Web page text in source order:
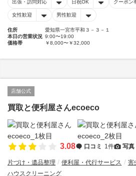
出張・訪問対応 日祝OK クーポン
女性歓迎 男性歓迎
住所
愛知県一宮市平和３－３－１
本日の営業状況 9:00〜19:00
価格帯
￥8,000〜￥32,000
店舗公式
買取と便利屋さんecoeco
3.08 口コミ 1件 写真
片づけ・遺品整理 便利屋・代行サービス
害
ハウスクリーニング